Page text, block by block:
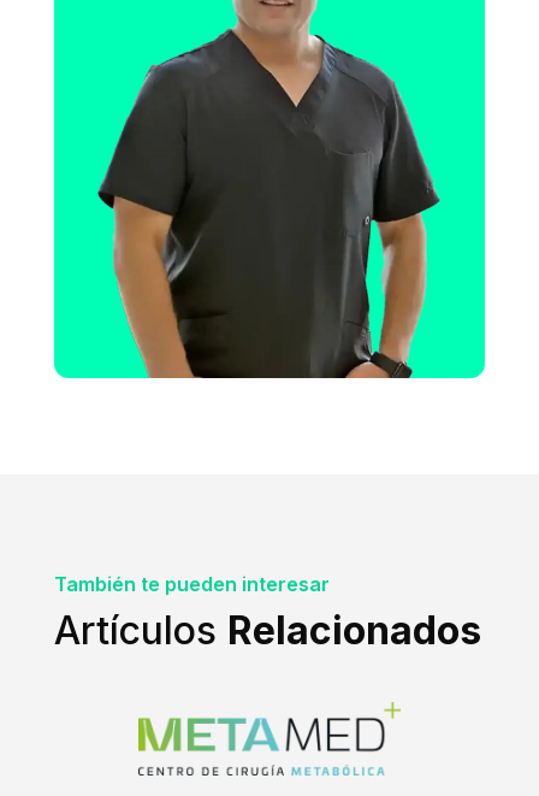
También te pueden interesar
Artículos Relacionados